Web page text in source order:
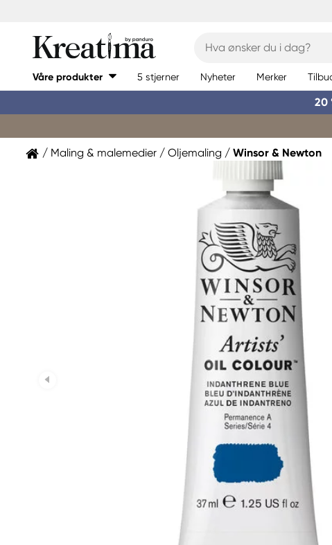
Våre produkter 5 stjerner Nyheter Merker
20
Maling & malemedier Oljemaling Winsor & Newton